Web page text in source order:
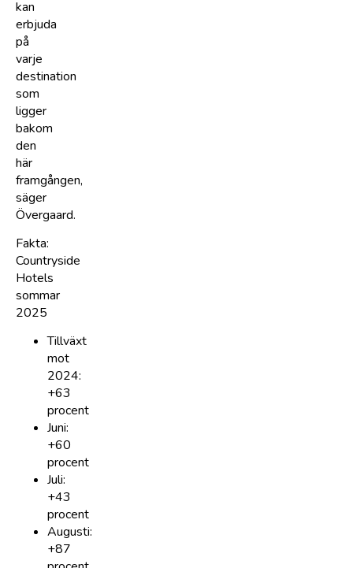
kan
erbjuda
på
varje
destination
som
ligger
bakom
den
här
framgången,
säger
Övergaard.
Fakta:
Countryside
Hotels
sommar
2025
Tillväxt
mot
2024:
+63
procent
Juni:
+60
procent
Juli:
+43
procent
Augusti:
+87